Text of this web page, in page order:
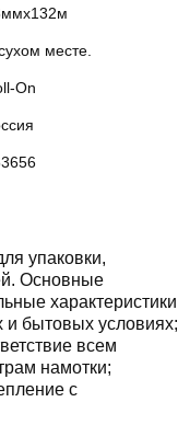
месте.
On
упаковки,
Основные
характеристики
и бытовых условиях;
всем
намотки;
с